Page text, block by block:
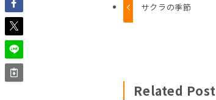
サクラの季節
Related Post